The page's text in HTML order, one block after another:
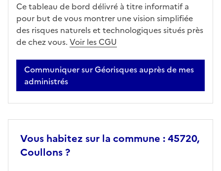
Ce tableau de bord délivré à titre informatif a
pour but de vous montrer une vision simplifiée
des risques naturels et technologiques situés près
de chez vous. Voir les CGU
Communiquer sur Géorisques auprès de mes
administrés
Vous habitez sur la commune : 45720,
Coullons ?